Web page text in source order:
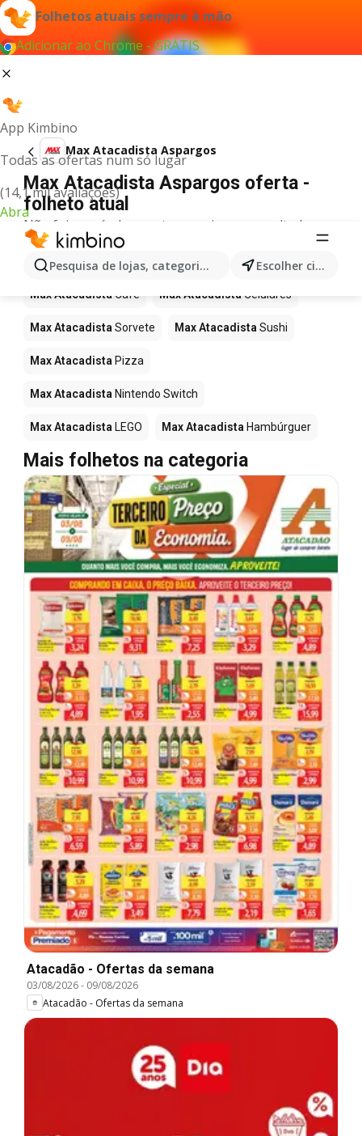
Folhetos atuais sempre à mão
Adicionar ao Chrome - GRÁTIS
App Kimbino
Todas as ofertas num só lugar
(14,1 mil avaliações)
Abra
Pesquisa de lojas, categorias,produtos... Escolher cidade
Max Atacadista Aspargos
Max Atacadista Aspargos oferta -
folheto atual
Não foi possível encontrar quaisquer resultados
para este termo.
Mais produtos em Max Atacadista
Max Atacadista Café Max Atacadista Celulares
Max Atacadista Sorvete Max Atacadista Sushi
Max Atacadista Pizza
Max Atacadista Nintendo Switch
Max Atacadista LEGO Max Atacadista Hambúrguer
Mais folhetos na categoria
Atacadão - Ofertas da semana
03/08/2026- 09/08/2026
Atacadão - Ofertas da semana